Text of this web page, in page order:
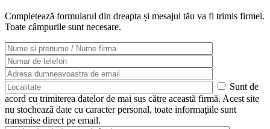
Completează formularul din dreapta și mesajul tău va fi trimis firmei.
Toate câmpurile sunt necesare.
Sunt de
acord cu trimiterea datelor de mai sus către această firmă. Acest site
nu stochează date cu caracter personal, toate informaţiile sunt
transmise direct pe email.